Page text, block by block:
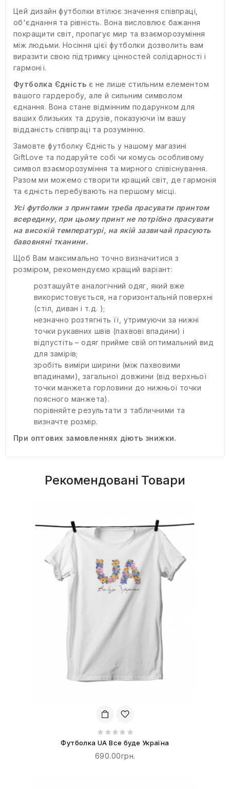
Цей дизайн футболки втілює значення співпраці,
об'єднання та рівність. Вона висловлює бажання
покращити світ, пропагує мир та взаєморозуміння
між людьми. Носіння цієї футболки дозволить вам
виразити свою підтримку цінностей солідарності і
гармонії.
Футболка Єдність є не лише стильним елементом
вашого гардеробу, але й сильним символом
єднання. Вона стане відмінним подарунком для
ваших близьких та друзів, показуючи їм вашу
відданість співпраці та розумінню.
Замовте футболку Єдність у нашому магазині
GiftLove та подаруйте собі чи комусь особливому
символ взаєморозуміння та мирного співіснування.
Разом ми можемо створити кращий світ, де гармонія
та єдність перебувають на першому місці.
Усі футболки з принтами треба прасувати принтом
всередину, при цьому принт не потрібно прасувати
на високій температурі, на якій зазвичай прасують
бавовняні тканини.
Щоб Вам максимально точно визначитися з
розміром, рекомендуємо кращий варіант:
розташуйте аналогічний одяг, який вже
використовується, на горизонтальній поверхні
(стіл, диван і т.д. );
незначно розтягніть її, утримуючи за нижні
точки рукавних швів (пахвові впадини) і
відпустіть – одяг прийме свій оптимальний вид
для замірів;
зробіть виміри ширини (між пахвовими
впадинами), загальної довжини (від верхньої
точки манжета горловини до нижньої точки
поясного манжета).
порівняйте результати з табличними та
визначте розмір.
При оптових замовленнях діють знижки.
Рекомендовані Товари
Футболка UA Все буде Україна
690.00грн.